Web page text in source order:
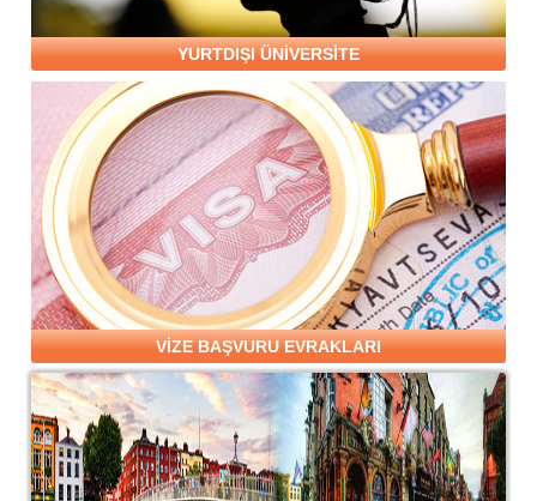
YURTDIŞI ÜNİVERSİTE
VİZE BAŞVURU EVRAKLARI